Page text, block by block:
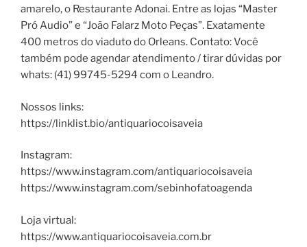
amarelo, o Restaurante Adonai. Entre as lojas “Master
Pró Audio” e “João Falarz Moto Peças”. Exatamente
400 metros do viaduto do Orleans. Contato: Você
também pode agendar atendimento / tirar dúvidas por
whats: (41) 99745-5294 com o Leandro.
Nossos links:
https://linklist.bio/antiquariocoisaveia
Instagram:
https://www.instagram.com/antiquariocoisaveia
https://www.instagram.com/sebinhofatoagenda
Loja virtual:
https://www.antiquariocoisaveia.com.br